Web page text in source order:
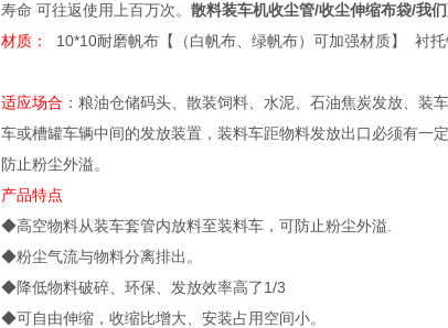
寿命 可往返使用上百万次。 散料装车机收尘管/收尘伸缩布袋/我
材质：
10*10耐磨帆布【（白帆布、绿帆布）可加强材质】 衬
适应场合 ：粮油仓储码头、散装饲料、水泥、石油焦炭发放、
车或槽罐车辆中间的发放装置，装料车距物料发放出口必须有一
防止粉尘外溢。
产品特点
◆高空物料从装车套管内放料至装料车，可防止粉尘外溢.
◆粉尘气流与物料分离排出。
◆降低物料破碎、环保、发放效率高了1/3
◆可自由伸缩，收缩比增大、安装占用空间小。